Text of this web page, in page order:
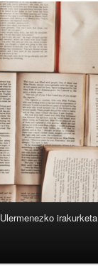
Ulermenezko irakurketa